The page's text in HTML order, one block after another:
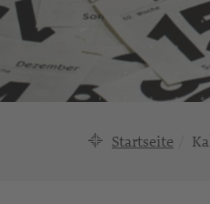
Startseite